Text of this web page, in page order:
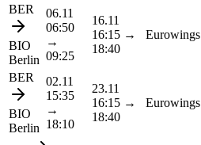
BER
BIO
Berlin
06.11
06:50
→
09:25
16.11
16:15 →
18:40
Eurowings
BER
BIO
Berlin
02.11
15:35
→
18:10
23.11
16:15 →
18:40
Eurowings